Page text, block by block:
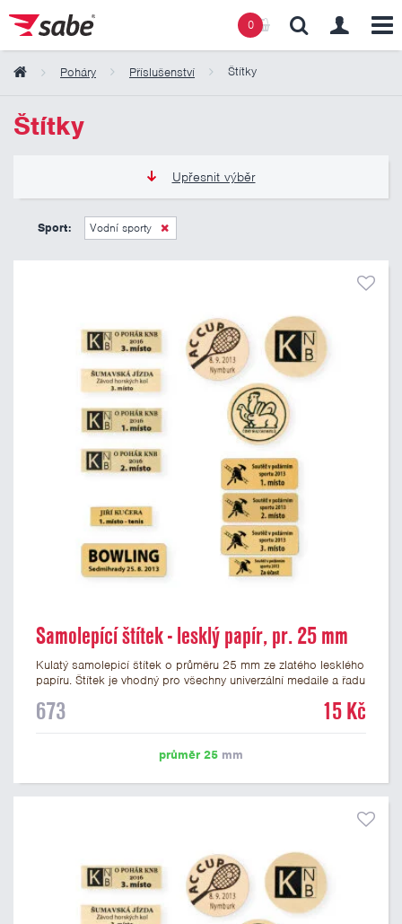
0
Poháry Příslušenství Štítky
Štítky
Upřesnit výběr
15 Kč
Sport: Vodní sporty
Samolepící štítek - lesklý papír, pr. 25 mm
Kulatý samolepicí štítek o průměru 25 mm ze zlatého lesklého
papíru. Štítek je vhodný pro všechny univerzální medaile a řadu
mm. Na štítek je možné vytisknout logo nebo text dle vašeho
673 15 Kč
průměr 25 mm
Obsah košíku